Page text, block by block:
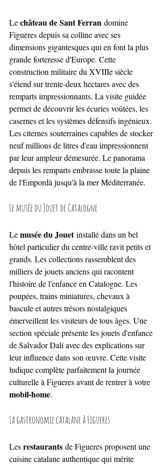
Le château de Sant Ferran domine
Figueres depuis sa colline avec ses
dimensions gigantesques qui en font la plus
grande forteresse d'Europe. Cette
construction militaire du XVIIIe siècle
s'étend sur trente-deux hectares avec des
remparts impressionnants. La visite guidée
permet de découvrir les écuries voûtées, les
casernes et les systèmes défensifs ingénieux.
Les citernes souterraines capables de stocker
neuf millions de litres d'eau impressionnent
par leur ampleur démesurée. Le panorama
depuis les remparts embrasse toute la plaine
de l'Empordà jusqu'à la mer Méditerranée.
Le musée du Jouet de Catalogne
Le musée du Jouet installé dans un bel
hôtel particulier du centre-ville ravit petits et
grands. Les collections rassemblent des
milliers de jouets anciens qui racontent
l'histoire de l'enfance en Catalogne. Les
poupées, trains miniatures, chevaux à
bascule et autres trésors nostalgiques
émerveillent les visiteurs de tous âges. Une
section spéciale présente les jouets d'enfance
de Salvador Dalí avec des explications sur
leur influence dans son œuvre. Cette visite
ludique complète parfaitement la journée
culturelle à Figueres avant de rentrer à votre
mobil-home.
La gastronomie catalane à Figueres
Les restaurants de Figueres proposent une
cuisine catalane authentique qui mérite